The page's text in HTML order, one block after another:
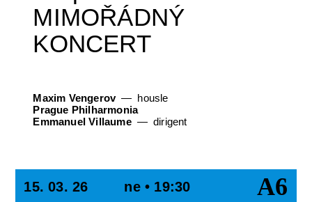
MIMOŘÁDNÝ
KONCERT
Maxim Vengerov
housle
Prague Philharmonia
Emmanuel Villaume
dirigent
15. 03. 26 ne • 19:30 A6